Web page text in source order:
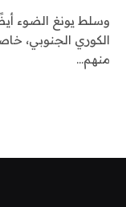
وسلط يونغ الضوء
الكوري الجنوبي،
منهم…